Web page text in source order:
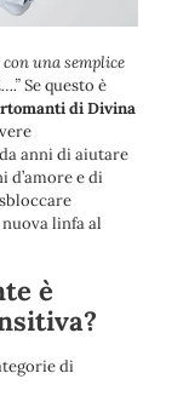
una semplice
”Se questo è
di Divina
anni diaiutare
d’amore e di
linfa al
è
di